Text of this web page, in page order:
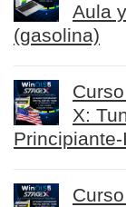
Aula
(gasolina)
X: